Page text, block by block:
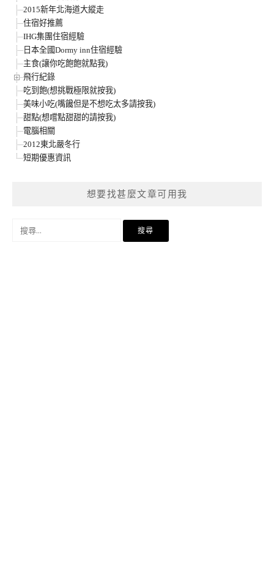
2015新年北海道大縱走
住宿好推薦
IHG集團住宿經驗
日本全國Dormy inn住宿經驗
主食(讓你吃飽飽就點我)
飛行紀錄
吃到飽(想挑戰極限就按我)
美味小吃(嘴饞但是不想吃太多請按我)
甜點(想嚐點甜甜的請按我)
電腦相關
2012東北嚴冬行
短期優惠資訊
想要找甚麼文章可用我